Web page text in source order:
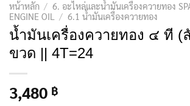
หน้าหลัก / 6. อะไหล่และน้ำมันเครื่องควายทอง
ENGINE OIL
/ 6.1 น้ำมันเครื่องควายทอง
น้ำมันเครื่องควายทอง ๔ ที (
ขวด || 4T=24
3,480 ฿